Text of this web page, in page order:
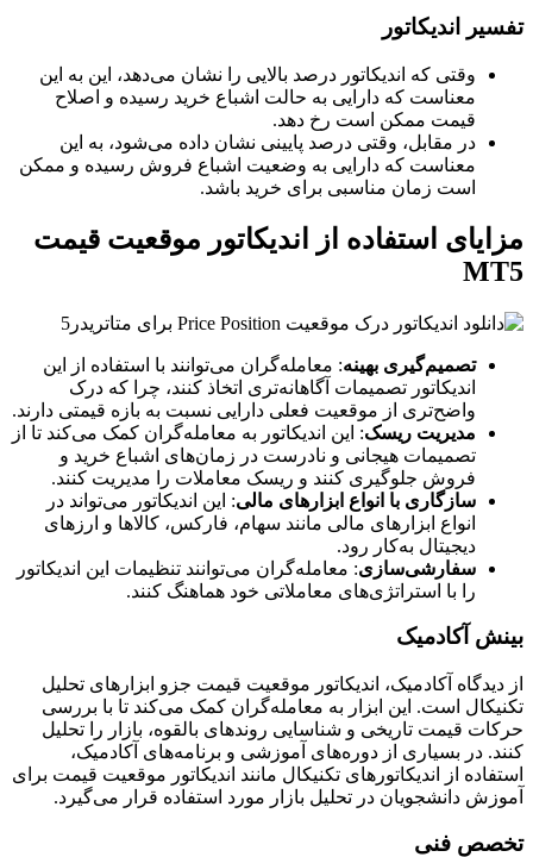
تفسیر اندیکاتور
وقتی که اندیکاتور درصد بالایی را نشان می‌دهد، این به این
معناست که دارایی به حالت اشباع خرید رسیده و اصلاح
قیمت ممکن است رخ دهد.
در مقابل، وقتی درصد پایینی نشان داده می‌شود، به این
معناست که دارایی به وضعیت اشباع فروش رسیده و ممکن
است زمان مناسبی برای خرید باشد.
مزایای استفاده از اندیکاتور موقعیت قیمت
MT5
تصمیم‌گیری بهینه: معامله‌گران می‌توانند با استفاده از این
اندیکاتور تصمیمات آگاهانه‌تری اتخاذ کنند، چرا که درک
واضح‌تری از موقعیت فعلی دارایی نسبت به بازه قیمتی دارند.
مدیریت ریسک: این اندیکاتور به معامله‌گران کمک می‌کند تا از
تصمیمات هیجانی و نادرست در زمان‌های اشباع خرید و
فروش جلوگیری کنند و ریسک معاملات را مدیریت کنند.
سازگاری با انواع ابزارهای مالی: این اندیکاتور می‌تواند در
انواع ابزارهای مالی مانند سهام، فارکس، کالاها و ارزهای
دیجیتال به‌کار رود.
سفارشی‌سازی: معامله‌گران می‌توانند تنظیمات این اندیکاتور
را با استراتژی‌های معاملاتی خود هماهنگ کنند.
بینش آکادمیک
از دیدگاه آکادمیک، اندیکاتور موقعیت قیمت جزو ابزارهای تحلیل
تکنیکال است. این ابزار به معامله‌گران کمک می‌کند تا با بررسی
حرکات قیمت تاریخی و شناسایی روندهای بالقوه، بازار را تحلیل
کنند. در بسیاری از دوره‌های آموزشی و برنامه‌های آکادمیک،
استفاده از اندیکاتورهای تکنیکال مانند اندیکاتور موقعیت قیمت برای
آموزش دانشجویان در تحلیل بازار مورد استفاده قرار می‌گیرد.
تخصص فنی